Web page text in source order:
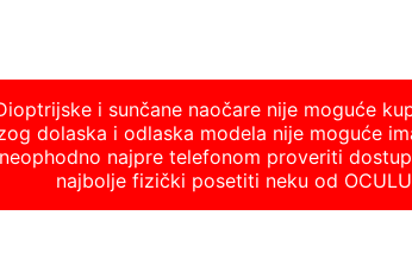
i sunčane naočare nije moguće
dolaska i odlaska modela nije moguće
neophodno najpre telefonom proveriti
najbolje fizički posetiti neku od